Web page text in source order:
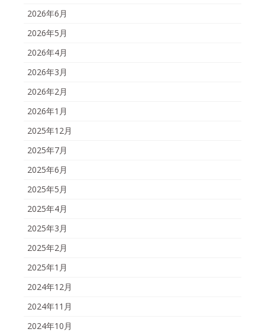
2026年6月
2026年5月
2026年4月
2026年3月
2026年2月
2026年1月
2025年12月
2025年7月
2025年6月
2025年5月
2025年4月
2025年3月
2025年2月
2025年1月
2024年12月
2024年11月
2024年10月